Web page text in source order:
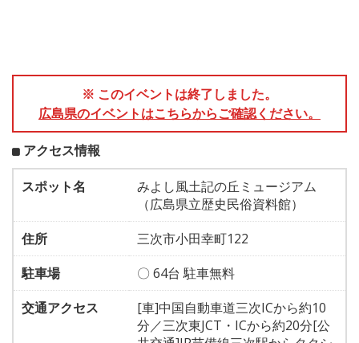
※ このイベントは終了しました。
広島県のイベントはこちらからご確認ください。
アクセス情報
スポット名
みよし風土記の丘ミュージアム
（広島県立歴史民俗資料館）
住所
三次市小田幸町122
駐車場
〇 64台 駐車無料
交通アクセス
[車]中国自動車道三次ICから約10
分／三次東JCT・ICから約20分[公